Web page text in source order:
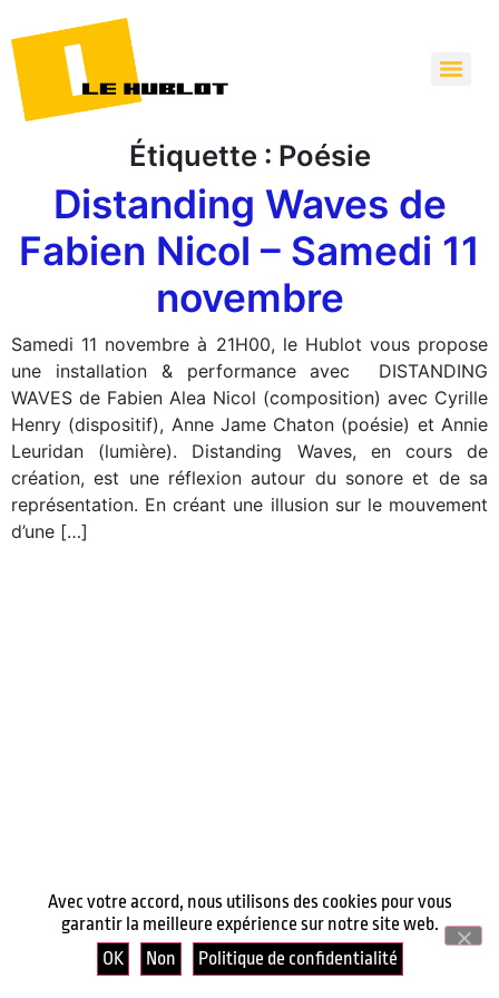
Étiquette : Poésie
Distanding Waves de
Fabien Nicol – Samedi 11
novembre
Samedi 11 novembre à 21H00, le Hublot vous propose
une installation & performance avec DISTANDING
WAVES de Fabien Alea Nicol (composition) avec Cyrille
Henry (dispositif), Anne Jame Chaton (poésie) et Annie
Leuridan (lumière). Distanding Waves, en cours de
création, est une réflexion autour du sonore et de sa
représentation. En créant une illusion sur le mouvement
d’une […]
Avec votre accord, nous utilisons des cookies pour vous
garantir la meilleure expérience sur notre site web.
OK
Non Politique de confidentialité